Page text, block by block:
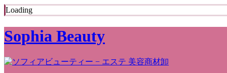
Loading
Sophia Beauty